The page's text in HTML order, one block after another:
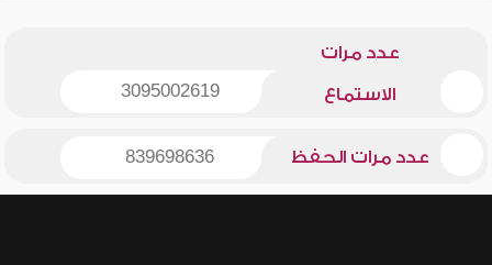
عدد مرات
الاستماع 3095002619
عدد مرات الحفظ 839698636